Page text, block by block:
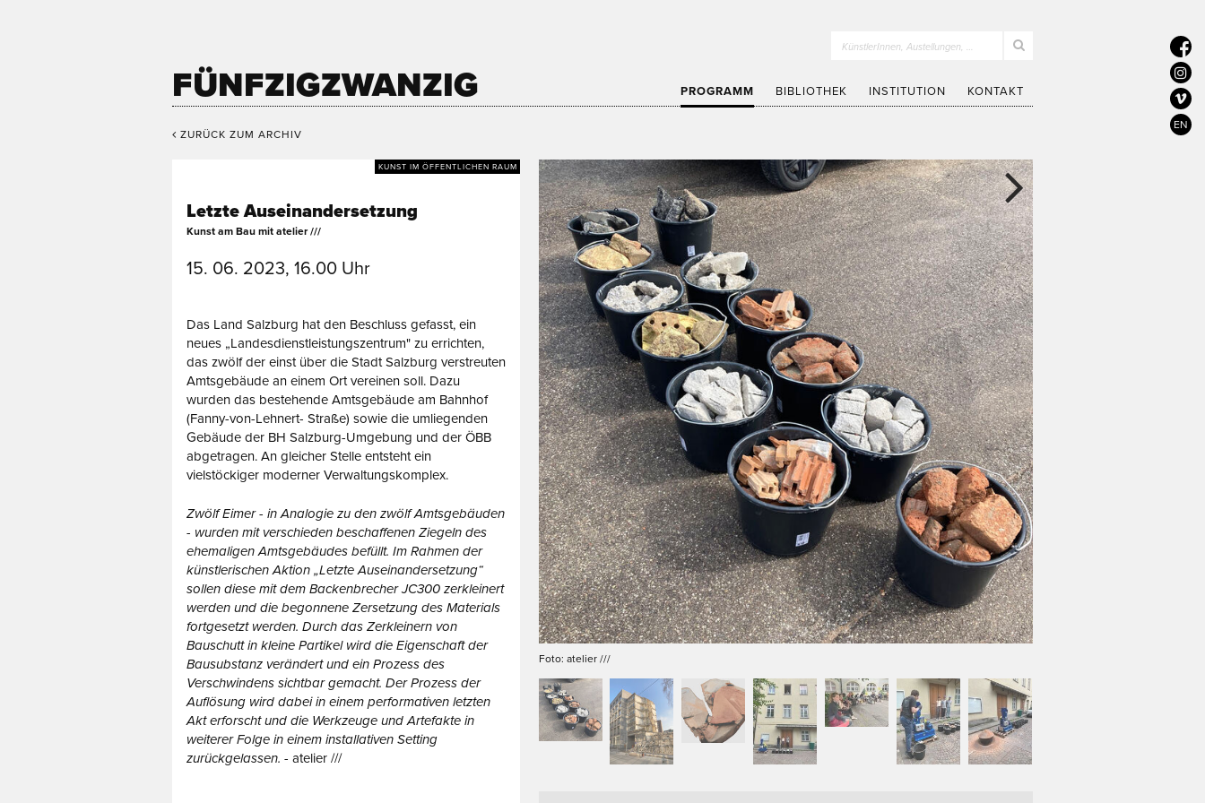
FÜNFZIGZWANZIG
KünstlerInnen, Austellungen, …
PROGRAMM BIBLIOTHEK INSTITUTION KONTAKT
EN
ZURÜCK ZUM ARCHIV
KUNST IM ÖFFENTLICHEN RAUM
Letzte Auseinandersetzung
Kunst am Bau mit atelier ///
15. 06. 2023, 16.00 Uhr
Das Land Salzburg hat den Beschluss gefasst, ein
neues „Landesdienstleistungszentrum" zu errichten,
das zwölf der einst über die Stadt Salzburg verstreuten
Amtsgebäude an einem Ort vereinen soll. Dazu
wurden das bestehende Amtsgebäude am Bahnhof
(Fanny-von-Lehnert- Straße) sowie die umliegenden
Gebäude der BH Salzburg-Umgebung und der ÖBB
abgetragen. An gleicher Stelle entsteht ein
vielstöckiger moderner Verwaltungskomplex.
Zwölf Eimer - in Analogie zu den zwölf Amtsgebäuden
- wurden mit verschieden beschaffenen Ziegeln des
ehemaligen Amtsgebäudes befüllt. Im Rahmen der
künstlerischen Aktion „Letzte Auseinandersetzung“
sollen diese mit dem Backenbrecher JC300 zerkleinert
werden und die begonnene Zersetzung des Materials
fortgesetzt werden. Durch das Zerkleinern von
Bauschutt in kleine Partikel wird die Eigenschaft der
Bausubstanz verändert und ein Prozess des
Verschwindens sichtbar gemacht. Der Prozess der
Auflösung wird dabei in einem performativen letzten
Akt erforscht und die Werkzeuge und Artefakte in
weiterer Folge in einem installativen Setting
zurückgelassen. - atelier ///
Next
Foto: atelier ///